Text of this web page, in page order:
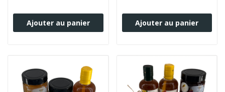
Ajouter au panier Ajouter au panier